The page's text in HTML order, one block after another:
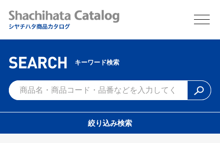
キーワード検索
絞り込み検索